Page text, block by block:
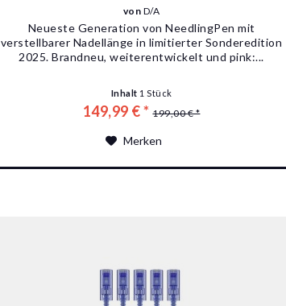
von D/A
Neueste Generation von NeedlingPen mit
verstellbarer Nadellänge in limitierter Sonderedition
2025. Brandneu, weiterentwickelt und pink:...
Inhalt 1 Stück
149,99 € * 199,00 € *
Merken